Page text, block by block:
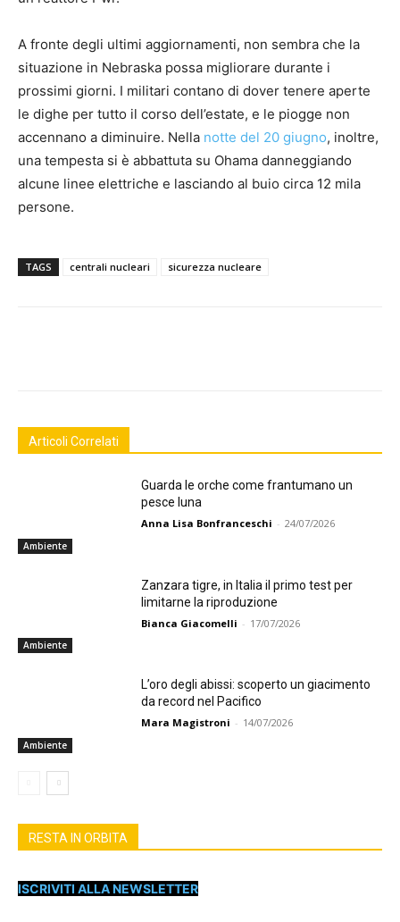
A fronte degli ultimi aggiornamenti, non sembra che la
situazione in Nebraska possa migliorare durante i
prossimi giorni. I militari contano di dover tenere aperte
le dighe per tutto il corso dell’estate, e le piogge non
accennano a diminuire. Nella notte del 20 giugno, inoltre,
una tempesta si è abbattuta su Ohama danneggiando
alcune linee elettriche e lasciando al buio circa 12 mila
persone.
TAGS centrali nucleari sicurezza nucleare
Articoli Correlati
Ambiente
Guarda le orche come frantumano un
pesce luna
Anna Lisa Bonfranceschi - 24/07/2026
Ambiente
Zanzara tigre, in Italia il primo test per
limitarne la riproduzione
Bianca Giacomelli - 17/07/2026
Ambiente
L’oro degli abissi: scoperto un giacimento
da record nel Pacifico
Mara Magistroni - 14/07/2026
RESTA IN ORBITA
ISCRIVITI ALLA NEWSLETTER